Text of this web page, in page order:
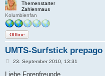
Themenstarter
Zahlenmaus
Kolumbienfan
Offline
UMTS-Surfstick prepago
B
i
23. September 2010, 13:31
Liebe Forenfreunde,